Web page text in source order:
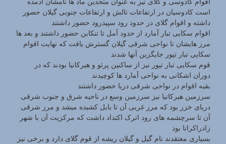
است کادوسیان در ارتفاعات تالش و ارتفاعات جنوبی گیلان حضور
داشته و اقوام گلای در حدود رود سپیدرود حضور داشتند
اقوام سکایی تبار آمارد از حدود آمل تا تنکابن حضور داشتند و بعد ها
مرز هایشان تا نواحی شرقی گیلان گسترش یافت که نهایت اقوام
سکایی تبار تپور جایگزین آنها شدند
قوم سکایی تبار تپور نیز از ساکنین پرثو و هیرکانیا بودند که در
دوران اشکانی به نواحی آمارد ها کوچیدند
بقیه اقوام در نواحی شرقی دریا حضور داشتند
سرزمین هیرکانیا نیز سرزمین وسع در ناحیه شرق و جنوب شرقی
دریای خزر بود که مرز غربی آن تا بابل کشیده میشد و مرز شرقی
آن تا سرچشمه های رود اترک اکتداد داشت که مرکزیت آن با شهر
زادراکراتا بود
بسیاری معتقدند نام گیل و گیلان ریشه از قوم گلای دارد و برخی نیز